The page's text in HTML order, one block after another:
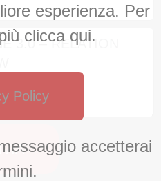
esperienza. Per
clicca qui.
Policy
accetterai